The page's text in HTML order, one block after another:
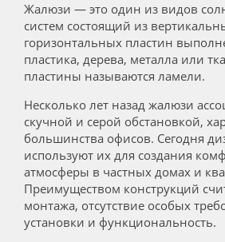
Жалюзи — это один из видов
систем состоящий из
горизонтальных пластин
пластика, дерева, металла или
пластины называются ламели.
Несколько лет назад жалюзи
скучной и серой обстановкой,
большинства офисов. Сегодня
используют их для создания
атмосферы в частных домах и
Преимуществом конструкций
монтажа, отсутствие особых
установки и функциональность.